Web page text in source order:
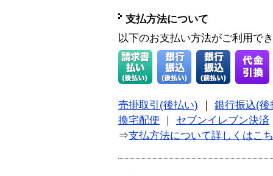
支払方法について
以下のお支払い方法がご利用で
売掛取引(後払い)
銀行振込(後
換宅配便
セブンイレブン決済
⇒支払方法について詳しくはこ